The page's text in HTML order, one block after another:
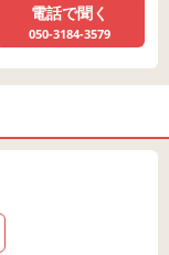
電話で聞く
050-3184-3579